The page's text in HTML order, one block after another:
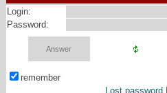
Login:
Password:
remember
Lost password